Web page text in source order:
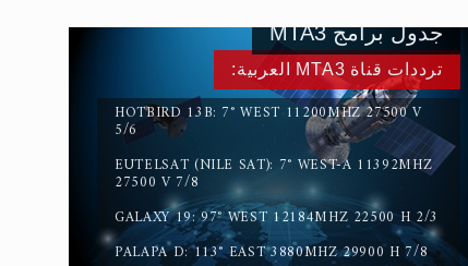
القرآن قاضٍ وحكمٌ على السنة
ومهيمنٌ عليها.. ليس العكس
ترددات قناة MTA3 العربية:
HOTBIRD 13B: 7° WEST 11200MHZ 27500 V
5/6
EUTELSAT (NILE SAT): 7° WEST-A 11392MHZ
27500 V 7/8
GALAXY 19: 97° WEST 12184MHZ 22500 H 2/3
PALAPA D: 113° EAST 3880MHZ 29900 H 7/8
جدول برامج MTA3